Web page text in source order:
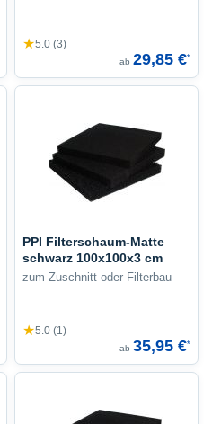
★5.0 (3)
ab 29,85 €*
PPI Filterschaum-Matte
schwarz 100x100x3 cm
zum Zuschnitt oder Filterbau
★5.0 (1)
ab 35,95 €*